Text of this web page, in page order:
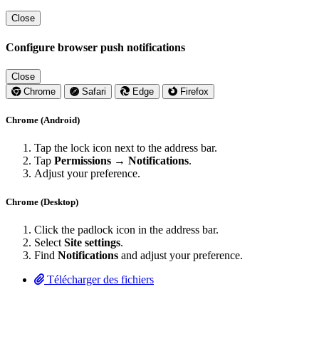
Close
Configure browser push notifications
Close
Chrome
Safari Edge Firefox
Chrome (Android)
Tap the lock icon next to the address bar.
Tap Permissions → Notifications.
Adjust your preference.
Chrome (Desktop)
Click the padlock icon in the address bar.
Select Site settings.
Find Notifications and adjust your preference.
Télécharger des fichiers